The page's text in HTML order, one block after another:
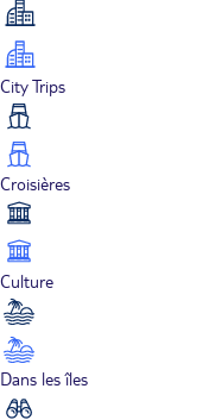
City Trips
Croisières
Culture
Dans les îles